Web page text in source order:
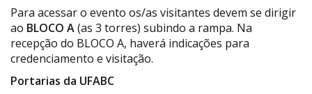
Para acessar o evento os/as visitantes devem se dirigir
ao BLOCO A(as 3 torres) subindo a rampa. Na
recepção do BLOCO A, haverá indicações para
credenciamento e visitação.
Portarias da UFABC